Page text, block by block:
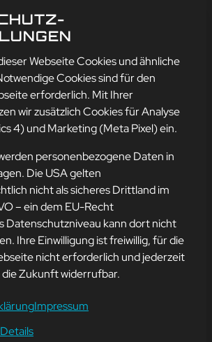
Adresse
mission-webstyle oHG
Bürgermeister-Regitz-Straße 40
66539 Neunkirchen
E-Mail:kontakt@mission-webstyle.de
Über Uns
Kontakt
Leistungen
Webseite Cookies und ähnliche
Cookies sind für den
erforderlich. Mit Ihrer
wir zusätzlich Cookies für Analyse
4) und Marketing (Meta Pixel) ein.
personenbezogene Daten in
Die USA gelten
nicht als sicheres Drittland im
– ein dem EU-Recht
Datenschutzniveau kann dort nicht
Ihre Einwilligung ist freiwillig, für die
nicht erforderlich und jederzeit
Zukunft widerrufbar.
Impressum